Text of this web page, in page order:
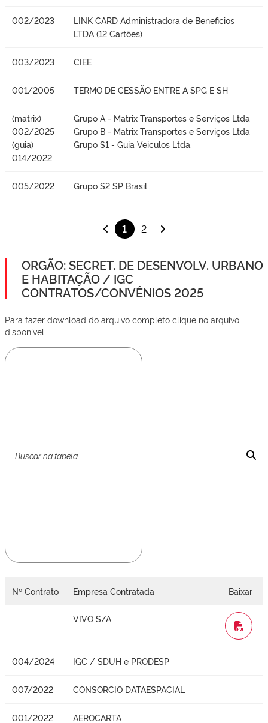
002/2023
LINK CARD Administradora de Beneficios
LTDA (12 Cartões)
003/2023 CIEE
001/2005 TERMO DE CESSÃO ENTRE A SPG E SH
(matrix)
002/2025
(guia)
014/2022
Grupo A - Matrix Transportes e Serviços Ltda
Grupo B - Matrix Transportes e Serviços Ltda
Grupo S1 - Guia Veiculos Ltda.
005/2022 Grupo S2 SP Brasil
1 2
ORGÃO: SECRET. DE DESENVOLV. URBANO
E HABITAÇÃO / IGC
CONTRATOS/CONVÊNIOS 2025
Para fazer download do arquivo completo clique no arquivo
disponível
Nº Contrato Empresa Contratada Baixar
VIVO S/A
WORD
004/2024 IGC / SDUH e PRODESP
007/2022 CONSORCIO DATAESPACIAL
001/2022 AEROCARTA